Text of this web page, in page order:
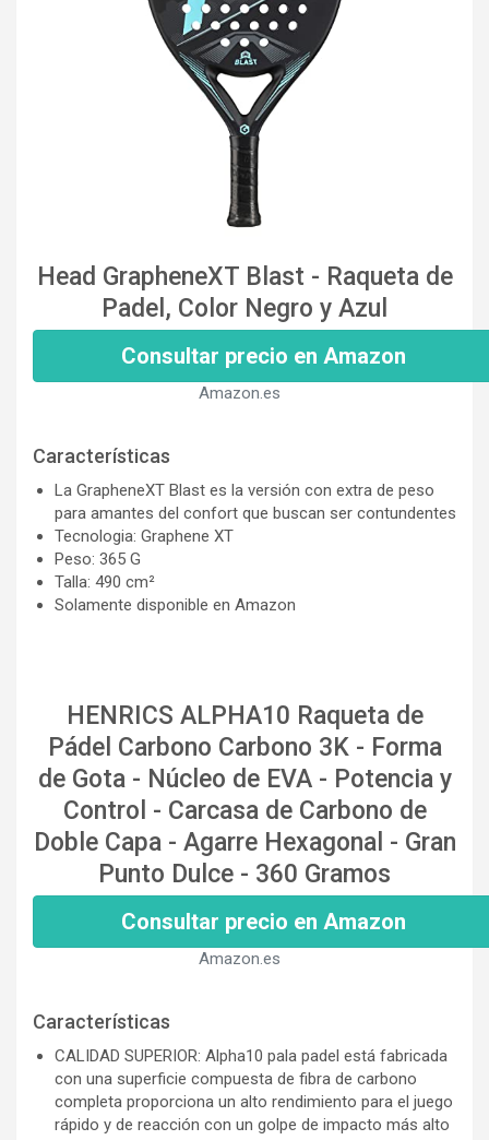
Head GrapheneXT Blast - Raqueta de
Padel, Color Negro y Azul
Consultar precio en Amazon
Amazon.es
Características
La GrapheneXT Blast es la versión con extra de peso
para amantes del confort que buscan ser contundentes
Tecnologia: Graphene XT
Peso: 365 G
Talla: 490 cm²
Solamente disponible en Amazon
HENRICS ALPHA10 Raqueta de
Pádel Carbono Carbono 3K - Forma
de Gota - Núcleo de EVA - Potencia y
Control - Carcasa de Carbono de
Doble Capa - Agarre Hexagonal - Gran
Punto Dulce - 360 Gramos
Consultar precio en Amazon
Amazon.es
Características
CALIDAD SUPERIOR: Alpha10 pala padel está fabricada
con una superficie compuesta de fibra de carbono
completa proporciona un alto rendimiento para el juego
rápido y de reacción con un golpe de impacto más alto